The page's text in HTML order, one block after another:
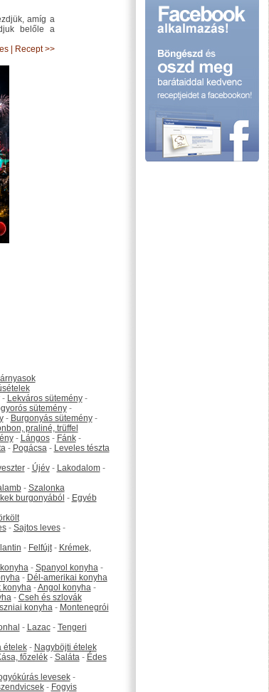
amíg a
belőle a
Recept >>
- Lekváros sütemény-
sütemény-
- Burgonyás sütemény-
praliné, trüffel
- Lángos- Fánk-
- Pogácsa- Leveles tészta
- Újév- Lakodalom-
- Szalonka
burgonyából - Egyéb
- Sajtos leves-
- Felfújt- Krémek,
- Spanyol konyha-
- Dél-amerikai konyha
konyha-Angol konyha-
- Cseh és szlovák
konyha- Montenegrói
- Lazac- Tengeri
ételek- Nagyböjti ételek
főzelék- Saláta- Édes
levesek-
- Fogyis